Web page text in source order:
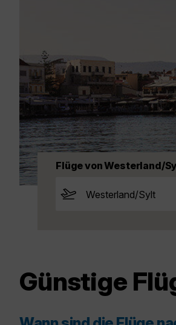
Flüge von Westerland/
Günstige